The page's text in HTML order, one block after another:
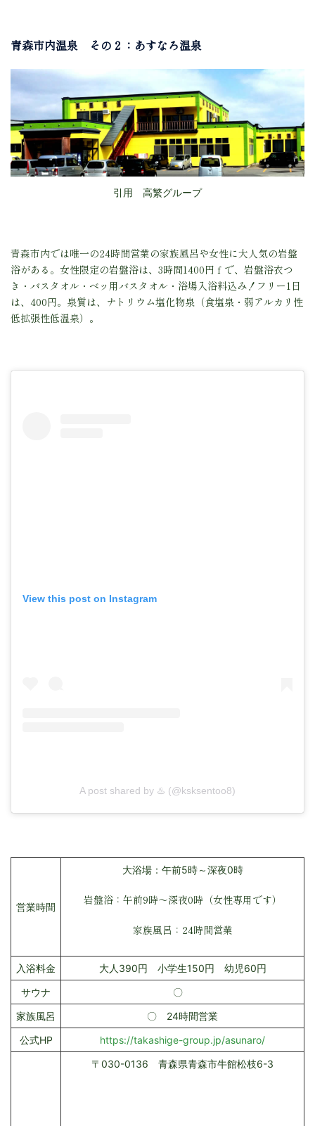
青森市内温泉 その２：あすなろ温泉
引用 高繁グループ
青森市内では唯一の24時間営業の家族風呂や女性に大人気の岩盤
浴がある。 女性限定の岩盤浴は、 3時間1400円ｆで、 岩盤浴衣つ
き・バスタオル・ベッ用バスタオル・浴場入浴料込み！ フリー1日
は、400円。 泉質は、 ナトリウム塩化物泉（食塩泉・弱アルカリ性
低拡張性低温泉）。
View this post on Instagram
A post shared by ♨️ (@ksksentoo8)
営業時間
大浴場：午前5時～深夜0時
岩盤浴：午前9時～深夜0時（女性専用です）
家族風呂：24時間営業
入浴料金
大人390円 小学生150円 幼児60円
サウナ
〇
家族風呂
〇 24時間営業
公式HP
https://takashige-group.jp/asunaro/
〒030-0136 青森県青森市牛館松枝6-3